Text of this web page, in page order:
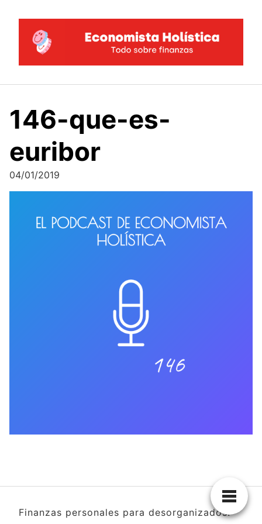
contenido
146-que-es-
euribor
04/01/2019
Finanzas personales para desorganizados.